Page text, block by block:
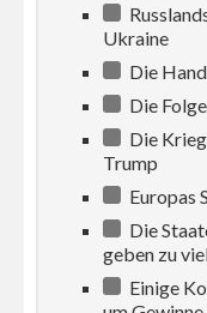
Ukraine
Die
Die
Die
Trump
Europas
Die
geben zu
Einige